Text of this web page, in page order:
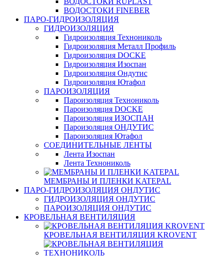
ВОДОСТОКИ FINEBER
ПАРО-ГИДРОИЗОЛЯЦИЯ
ГИДРОИЗОЛЯЦИЯ
Гидроизоляция Технониколь
Гидроизоляция Металл Профиль
Гидроизоляция DOCKE
Гидроизоляция Изоспан
Гидроизоляция Ондутис
Гидроизоляция Ютафол
ПАРОИЗОЛЯЦИЯ
Пароизоляция Технониколь
Пароизоляция DOCKE
Пароизоляция ИЗОСПАН
Пароизоляция ОНДУТИС
Пароизоляция Ютафол
СОЕДИНИТЕЛЬНЫЕ ЛЕНТЫ
Лента Изоспан
Лента Технониколь
МЕМБРАНЫ И ПЛЕНКИ KATEPAL
ПАРО-ГИДРОИЗОЛЯЦИЯ ОНДУТИС
ГИДРОИЗОЛЯЦИЯ ОНДУТИС
ПАРОИЗОЛЯЦИЯ ОНДУТИС
КРОВЕЛЬНАЯ ВЕНТИЛЯЦИЯ
КРОВЕЛЬНАЯ ВЕНТИЛЯЦИЯ KROVENT